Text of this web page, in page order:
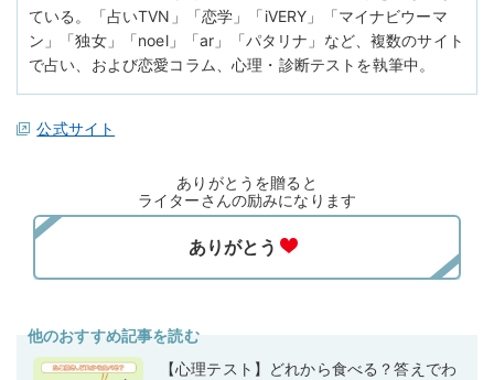
ている。「占いTVN」「恋学」「iVERY」「マイナビウーマ
ン」「独女」「noel」「ar」「パタリナ」など、複数のサイト
で占い、および恋愛コラム、心理・診断テストを執筆中。
公式サイト
ありがとうを贈ると
ライターさんの励みになります
他のおすすめ記事を読む
【心理テスト】どれから食べる？答えでわ